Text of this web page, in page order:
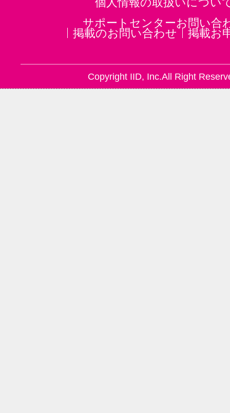
サポートセンターお問い合
掲載のお問い合わせ
掲載お
Copyright IID, Inc.All Right